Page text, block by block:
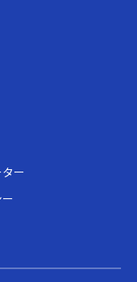
ー